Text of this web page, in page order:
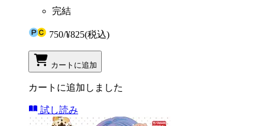
完結
750/¥825(税込)
カートに追加
カートに追加しました
試し読み